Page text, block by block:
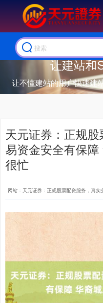
让建站和
让不懂建站的用户快速建
天元证券：正规
易资金安全有保
很忙
网站：天元证券：正规股票配资服务，真实